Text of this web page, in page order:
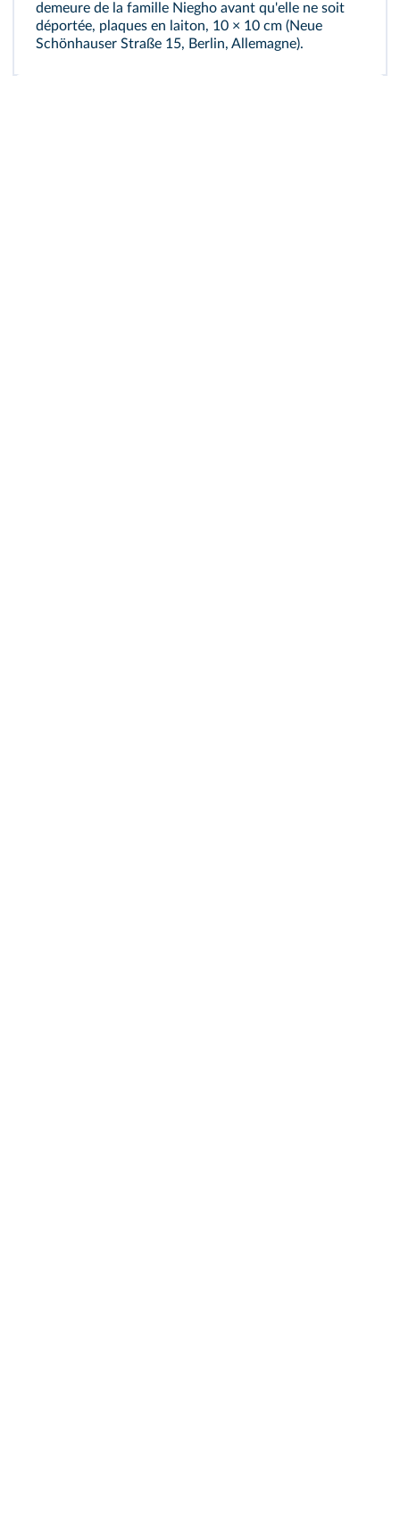
demeure de la famille Niegho avant qu'elle ne soit
déportée, plaques en laiton, 10 × 10 cm (Neue
Schönhauser Straße 15, Berlin, Allemagne).